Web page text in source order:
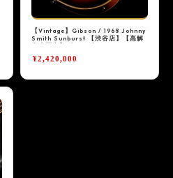
【Vintage】Gibson / 1968 Johnny
Smith Sunburst 【渋谷店】【高解
¥2,420,000